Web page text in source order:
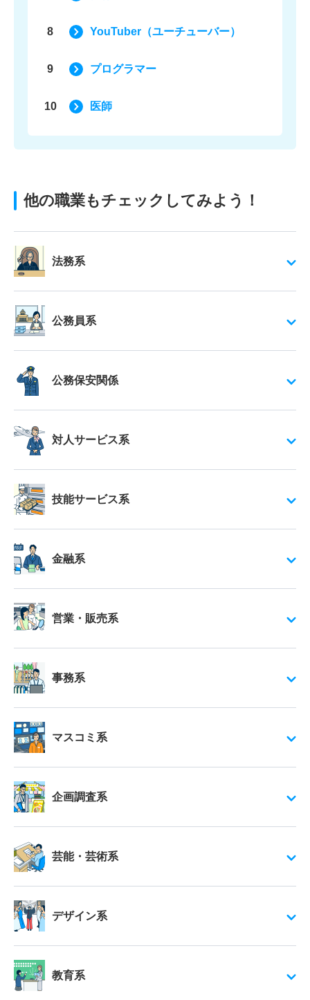
8 YouTuber（ユーチューバー）
9 プログラマー
10 医師
他の職業もチェックしてみよう！
法務系
公務員系
公務保安関係
対人サービス系
技能サービス系
金融系
営業・販売系
事務系
マスコミ系
企画調査系
芸能・芸術系
デザイン系
教育系